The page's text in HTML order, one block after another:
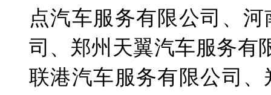
点汽车服务有限公司、
司、郑州天翼汽车服务有
联港汽车服务有限公司